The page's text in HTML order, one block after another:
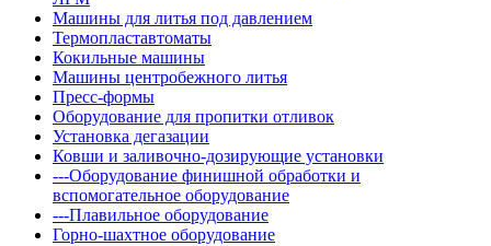
Машины для литья под давлением
Термопластавтоматы
Кокильные машины
Машины центробежного литья
Пресс-формы
Оборудование для пропитки отливок
Установка дегазации
Ковши и заливочно-дозирующие установки
---Оборудование финишной обработки и
вспомогательное оборудование
---Плавильное оборудование
Горно-шахтное оборудование